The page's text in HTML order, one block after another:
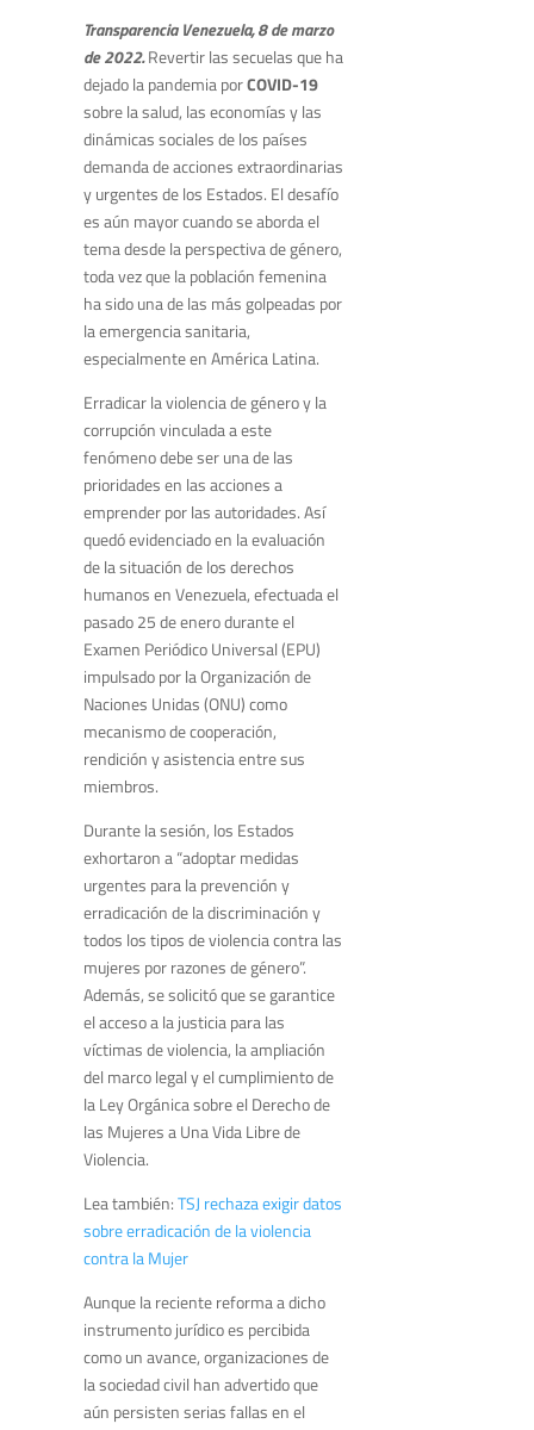
Transparencia Venezuela, 8 de marzo
de 2022.Revertir las secuelas que ha
dejado la pandemia porCOVID-19
sobre la salud, las economías y las
dinámicas sociales de los países
demanda de acciones extraordinarias
y urgentes de los Estados. El desafío
es aún mayor cuando se aborda el
tema desde la perspectiva de género,
toda vez que la población femenina
ha sido una de las más golpeadas por
la emergencia sanitaria,
especialmente en América Latina.
Erradicar la violencia de género y la
corrupción vinculada a este
fenómeno debe ser una de las
prioridades en las acciones a
emprender por las autoridades. Así
quedó evidenciado en la evaluación
de la situación de los derechos
humanos en Venezuela, efectuada el
pasado 25 de enero durante el
Examen Periódico Universal (EPU)
impulsado por la Organización de
Naciones Unidas (ONU) como
mecanismo de cooperación,
rendición y asistencia entre sus
miembros.
Durante la sesión, los Estados
exhortaron a “adoptar medidas
urgentes para la prevención y
erradicación de la discriminación y
todos los tipos de violencia contra las
mujeres por razones de género”.
Además, se solicitó que se garantice
el acceso a la justicia para las
víctimas de violencia, la ampliación
del marco legal y el cumplimiento de
la Ley Orgánica sobre el Derecho de
las Mujeres a Una Vida Libre de
Violencia.
Lea también:TSJ rechaza exigir datos
sobre erradicación de la violencia
contra la Mujer
Aunque la reciente reforma a dicho
instrumento jurídico es percibida
como un avance, organizaciones de
la sociedad civil han advertido que
aún persisten serias fallas en el